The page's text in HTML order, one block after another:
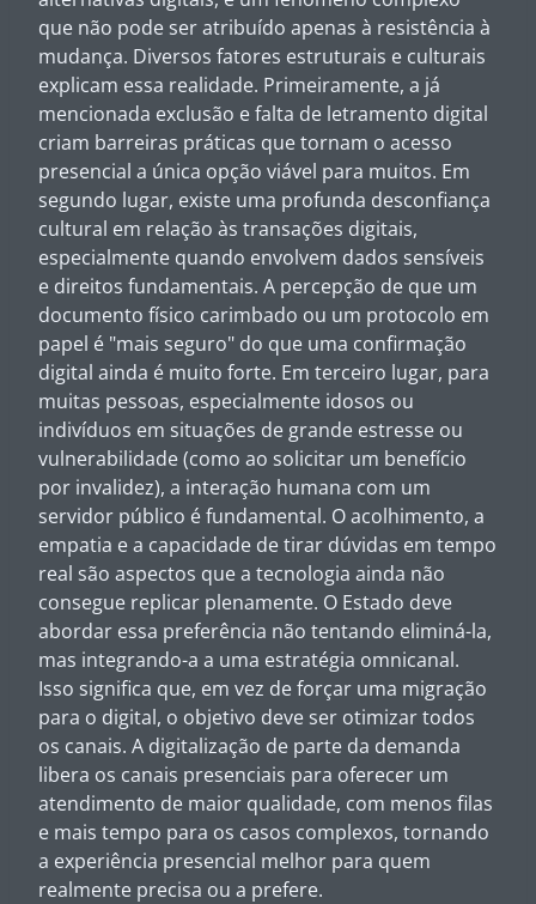
que não pode ser atribuído apenas à resistência à
mudança. Diversos fatores estruturais e culturais
explicam essa realidade. Primeiramente, a já
mencionada exclusão e falta de letramento digital
criam barreiras práticas que tornam o acesso
presencial a única opção viável para muitos. Em
segundo lugar, existe uma profunda desconfiança
cultural em relação às transações digitais,
especialmente quando envolvem dados sensíveis
e direitos fundamentais. A percepção de que um
documento físico carimbado ou um protocolo em
papel é "mais seguro" do que uma confirmação
digital ainda é muito forte. Em terceiro lugar, para
muitas pessoas, especialmente idosos ou
indivíduos em situações de grande estresse ou
vulnerabilidade (como ao solicitar um benefício
por invalidez), a interação humana com um
servidor público é fundamental. O acolhimento, a
empatia e a capacidade de tirar dúvidas em tempo
real são aspectos que a tecnologia ainda não
consegue replicar plenamente. O Estado deve
abordar essa preferência não tentando eliminá-la,
mas integrando-a a uma estratégia omnicanal.
Isso significa que, em vez de forçar uma migração
para o digital, o objetivo deve ser otimizar todos
os canais. A digitalização de parte da demanda
libera os canais presenciais para oferecer um
atendimento de maior qualidade, com menos filas
e mais tempo para os casos complexos, tornando
a experiência presencial melhor para quem
realmente precisa ou a prefere.